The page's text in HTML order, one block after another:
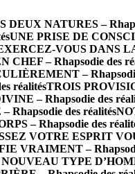
DEUX NATURES –
UNE PRISE DE
VOUS DANS
– Rhapsodie des
–
réalitésTROIS
– Rhapsodie des
des réalités
– Rhapsodie des
VOTRE ESPRIT
VRAIMENT –
TYPE